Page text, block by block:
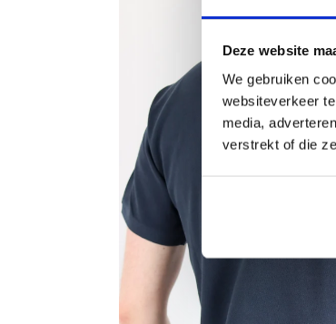
Deze website
We gebruiken
websiteverkeer
media,
verstrekt of die